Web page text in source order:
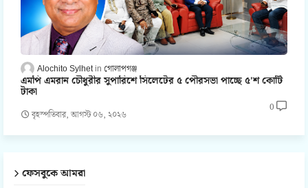
Alochito Sylhet গোলাপগঞ্জ
এমপি এমরান চৌধুরীর সুপারিশে সিলেটের ৫ পৌরসভা পাচ্ছে ৫'শ কোটি
টাকা
বৃহস্পতিবার, আগস্ট ০৬, ২০২৬
0
ফেসবুকে আমরা